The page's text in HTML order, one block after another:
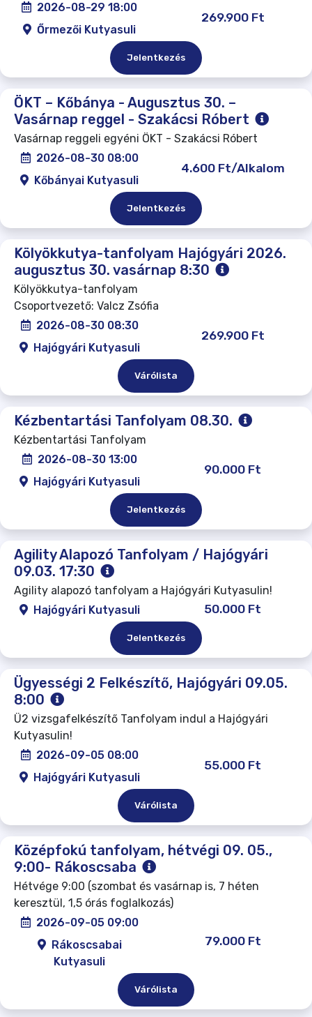
2026-08-29 18:00
Őrmezői Kutyasuli
269.900 Ft
Jelentkezés
ÖKT – Kőbánya - Augusztus 30. –
Vasárnap reggel - Szakácsi Róbert
Vasárnap reggeli egyéni ÖKT - Szakácsi Róbert
2026-08-30 08:00
Kőbányai Kutyasuli
4.600 Ft/Alkalom
Jelentkezés
Kölyökkutya-tanfolyam Hajógyári 2026.
augusztus 30. vasárnap 8:30
Kölyökkutya-tanfolyam
Csoportvezető: Valcz Zsófia
2026-08-30 08:30
Hajógyári Kutyasuli
269.900 Ft
Várólista
Kézbentartási Tanfolyam 08.30.
Kézbentartási Tanfolyam
2026-08-30 13:00
Hajógyári Kutyasuli
90.000 Ft
Jelentkezés
Agility Alapozó Tanfolyam / Hajógyári
09.03. 17:30
Agility alapozó tanfolyam a Hajógyári Kutyasulin!
Hajógyári Kutyasuli
50.000 Ft
Jelentkezés
Ügyességi 2 Felkészítő, Hajógyári 09.05.
8:00
Ü2 vizsgafelkészítő Tanfolyam indul a Hajógyári
Kutyasulin!
2026-09-05 08:00
Hajógyári Kutyasuli
55.000 Ft
Várólista
Középfokú tanfolyam, hétvégi 09. 05.,
9:00- Rákoscsaba
Hétvége 9:00 (szombat és vasárnap is, 7 héten
keresztül, 1,5 órás foglalkozás)
2026-09-05 09:00
Rákoscsabai
Kutyasuli
79.000 Ft
Várólista